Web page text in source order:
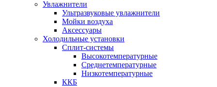
Увлажнители
Ультразвуковые увлажнители
Мойки воздуха
Аксессуары
Холодильные установки
Сплит-системы
Высокотемпературные
Среднетемпературные
Низкотемпературные
ККБ